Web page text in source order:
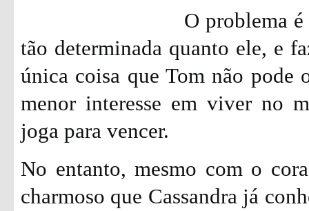
O problema é
tão determinada quanto ele, e
única coisa que Tom não pode
menor interesse em viver no
joga para vencer.
No entanto, mesmo com o
charmoso que Cassandra já